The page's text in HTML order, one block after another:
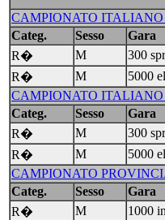
CAMPIONATO ITALIANO
Categ.
Sesso
Gara
R�
M
300
R�
M
5000
CAMPIONATO ITALIANO
Categ.
Sesso
Gara
R�
M
300
R�
M
5000
CAMPIONATO
Categ.
Sesso
Gara
R�
M
1000